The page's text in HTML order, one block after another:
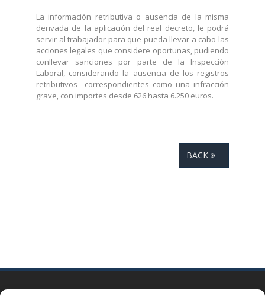
La información retributiva o ausencia de la misma
derivada de la aplicación del real decreto, le podrá
servir al trabajador para que pueda llevar a cabo las
acciones legales que considere oportunas, pudiendo
conllevar sanciones por parte de la Inspección
Laboral, considerando la ausencia de los registros
retributivos correspondientes como una infracción
grave, con importes desde 626 hasta 6.250 euros.
BACK